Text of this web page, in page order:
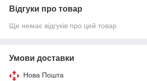
Відгуки про товар
Ще немає відгуків про цей товар
Умови доставки
Нова Пошта